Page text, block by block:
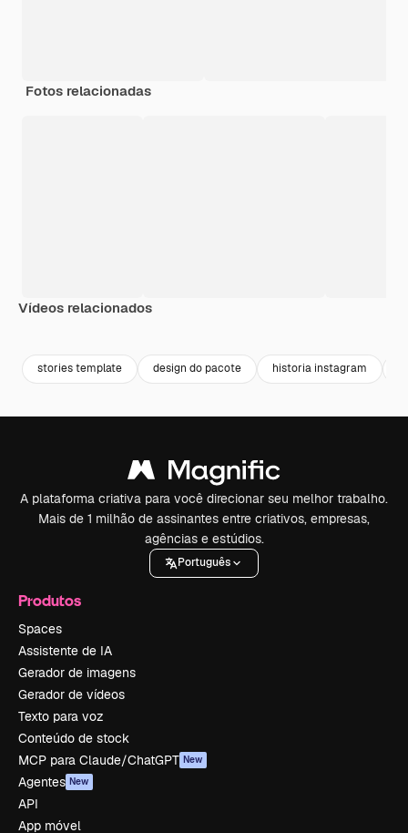
Fotos relacionadas
Vídeos relacionados
stories template design do pacote historia instagram
A plataforma criativa para você direcionar seu melhor trabalho.
Mais de 1 milhão de assinantes entre criativos, empresas,
agências e estúdios.
Português
Produtos
Spaces
Assistente de IA
Gerador de imagens
Gerador de vídeos
Texto para voz
Conteúdo de stock
MCP para Claude/ChatGPT New
Agentes New
API
App móvel